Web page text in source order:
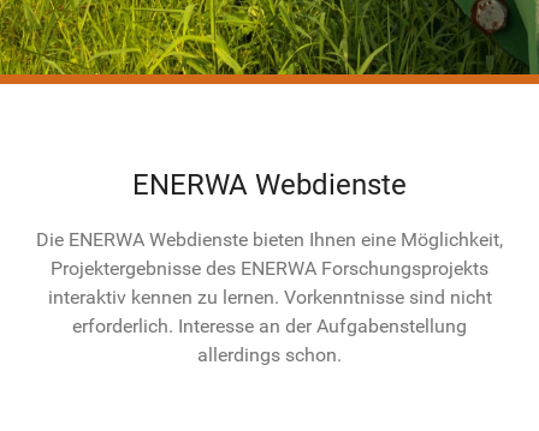
ENERWA Webdienste
Die ENERWA Webdienste bieten Ihnen eine Möglichkeit,
Projektergebnisse des ENERWA Forschungsprojekts
interaktiv kennen zu lernen. Vorkenntnisse sind nicht
erforderlich. Interesse an der Aufgabenstellung
allerdings schon.